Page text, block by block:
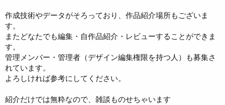
作成技術やデータがそろっており、作品紹介場所もございま
す。
またどなたでも編集・自作品紹介・レビューすることができま
す。
管理メンバー・管理者（デザイン編集権限を持つ人）も募集さ
れています。
よろしければ参考にしてください。
紹介だけでは無粋なので、雑談ものせちゃいます